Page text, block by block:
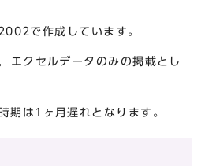
で作成しています。
エクセルデータのみの掲載とし
期は1ヶ月遅れとなります。